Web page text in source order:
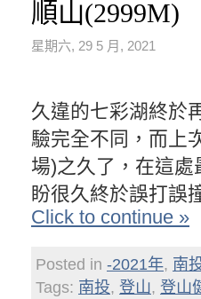
順山(2999M)
星期六, 29 5 月, 2021
久違的七彩湖終於
驗完全不同，而上
場)之久了，在這
盼很久終於誤打誤
Click to continue »
Posted in -2021年, 南
Tags: 南投, 登山, 登山